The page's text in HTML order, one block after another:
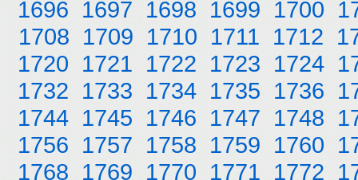
1696 1697 1698 1699 1700
1708 1709 1710 1711 1712
1720 1721 1722 1723 1724
1732 1733 1734 1735 1736
1744 1745 1746 1747 1748
1756 1757 1758 1759 1760
1768 1769 1770 1771 1772